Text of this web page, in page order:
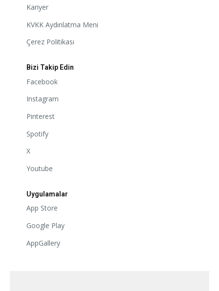
Kariyer
KVKK Aydınlatma Meni
Çerez Politikası
Bizi Takip Edin
Facebook
Instagram
Pinterest
Spotify
X
Youtube
Uygulamalar
App Store
Google Play
AppGallery